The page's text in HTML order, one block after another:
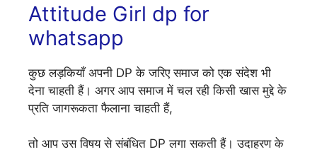
Attitude Girl dp for
whatsapp
कुछ लड़कियाँ अपनी DP के जरिए समाज को एक संदेश भी
देना चाहती हैं। अगर आप समाज में चल रही किसी खास मुद्दे के
प्रति जागरूकता फैलाना चाहती हैं,
तो आप उस विषय से संबंधित DP लगा सकती हैं। उदाहरण के